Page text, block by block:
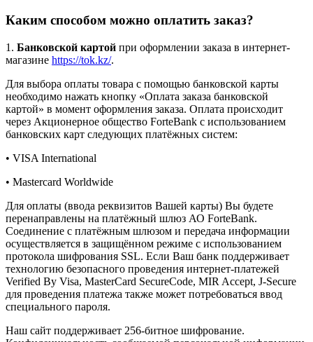
Каким способом можно оплатить заказ?
1. Банковской картой при оформлении заказа в интернет-
магазине https://tok.kz/.
Для выбора оплаты товара с помощью банковской карты
необходимо нажать кнопку «Оплата заказа банковской
картой» в момент оформления заказа. Оплата происходит
через Акционерное общество ForteBank с использованием
банковских карт следующих платёжных систем:
• VISA International
• Mastercard Worldwide
Для оплаты (ввода реквизитов Вашей карты) Вы будете
перенаправлены на платёжный шлюз АО ForteBank.
Соединение с платёжным шлюзом и передача информации
осуществляется в защищённом режиме с использованием
протокола шифрования SSL. Если Ваш банк поддерживает
технологию безопасного проведения интернет-платежей
Verified By Visa, MasterCard SecureCode, MIR Accept, J-Secure
для проведения платежа также может потребоваться ввод
специального пароля.
Наш сайт поддерживает 256-битное шифрование.